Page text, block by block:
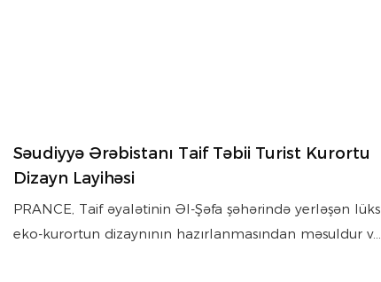
Səudiyyə Ərəbistanı Taif Təbii Turist Kurortu
Dizayn Layihəsi
PRANCE, Taif əyalətinin Əl-Şəfa şəhərində yerləşən lüks
eko-kurortun dizaynının hazırlanmasından məsuldur və